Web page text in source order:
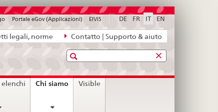
legali, norme Contatto | Supporto & aiuto
DE FR IT EN
Portale eGov (Applicazioni) ElViS
Ricerca
elenchi Chi siamocurrent
Visible